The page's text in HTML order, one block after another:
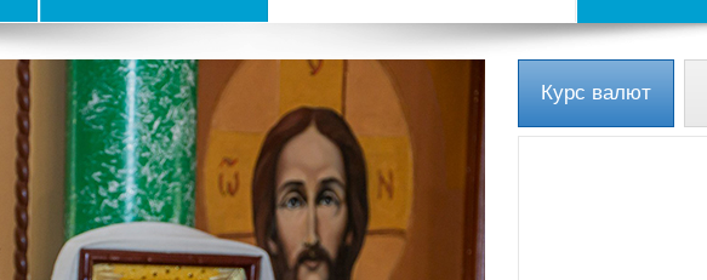
Курс валют